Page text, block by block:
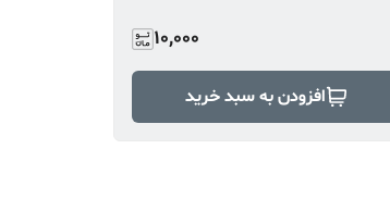
10,000
افزودن به سبد خرید